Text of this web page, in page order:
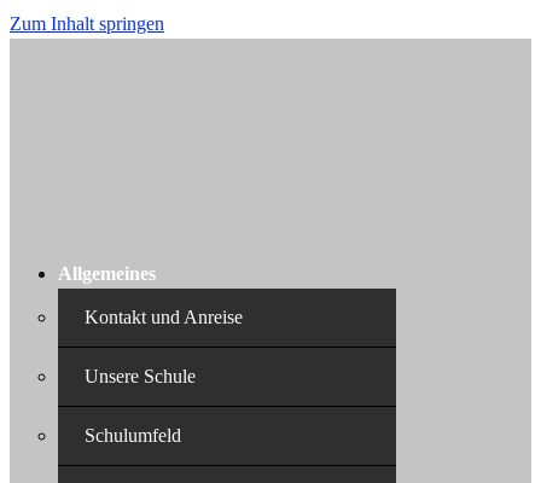
Zum Inhalt springen
Allgemeines
Kontakt und Anreise
Unsere Schule
Schulumfeld